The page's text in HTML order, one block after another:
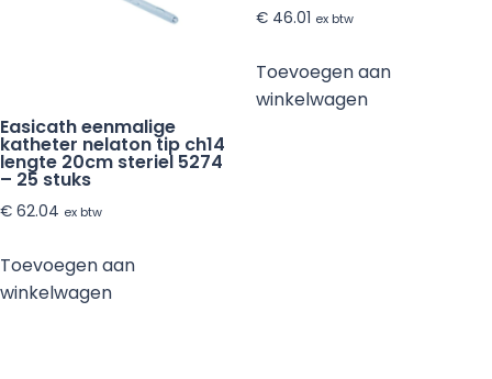
Easicath eenmalige
katheter nelaton tip ch14
lengte 20cm steriel 5274
– 25 stuks
€ 62.04 ex btw
Toevoegen aan
winkelwagen
€46.01 ex btw
Toevoegen aan
winkelwagen